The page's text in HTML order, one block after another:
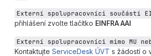
Externí spolupracovníci součástí
přihlášení zvolte tlačítko EINFRA AAI
Externí spolupracovníci mimo MU
Kontaktujte ServiceDesk ÚVT s žádostí o